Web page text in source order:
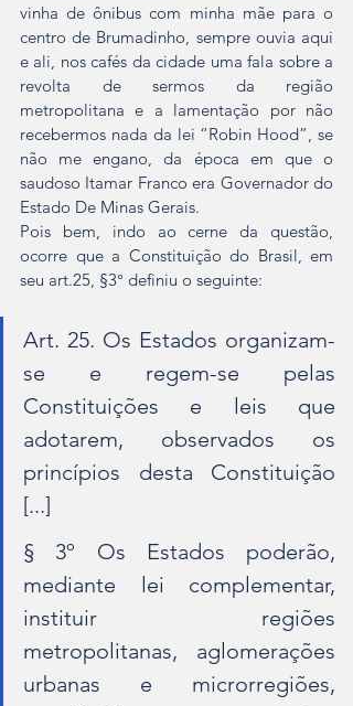
vinha de ônibus com minha mãe para o
centro de Brumadinho, sempre ouvia aqui
e ali, nos cafés da cidade uma fala sobre a
revolta de sermos da região
metropolitana e a lamentação por não
recebermos nada da lei “Robin Hood”, se
não me engano, da época em que o
saudoso Itamar Franco era Governador do
Estado De Minas Gerais.
Pois bem, indo ao cerne da questão,
ocorre que a Constituição do Brasil, em
seu art.25, §3° definiu o seguinte:
Art. 25. Os Estados organizam-
se e regem-se pelas
Constituições e leis que
adotarem, observados os
princípios desta Constituição
[...]
§ 3º Os Estados poderão,
mediante lei complementar,
instituir regiões
metropolitanas, aglomerações
urbanas e microrregiões,